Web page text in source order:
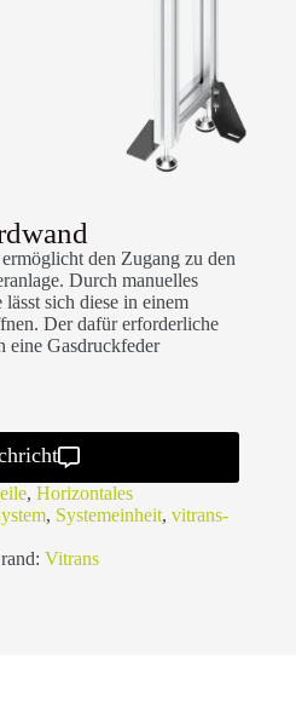
den Zugang zu den
Durch manuelles
sich diese in einem
Der dafür erforderliche
Gasdruckfeder
, Horizontales
, Systemeinheit, vitrans-
Vitrans